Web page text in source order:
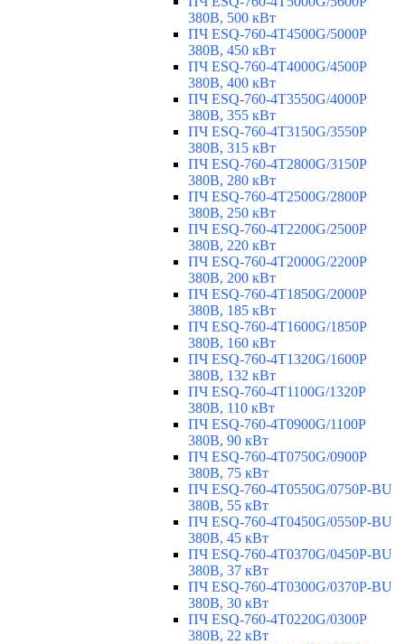
380В, 500 кВт
ПЧ ESQ-760-4T4500G/5000P
380В, 450 кВт
ПЧ ESQ-760-4T4000G/4500P
380В, 400 кВт
ПЧ ESQ-760-4T3550G/4000P
380В, 355 кВт
ПЧ ESQ-760-4T3150G/3550P
380В, 315 кВт
ПЧ ESQ-760-4T2800G/3150P
380В, 280 кВт
ПЧ ESQ-760-4T2500G/2800P
380В, 250 кВт
ПЧ ESQ-760-4T2200G/2500P
380В, 220 кВт
ПЧ ESQ-760-4T2000G/2200P
380В, 200 кВт
ПЧ ESQ-760-4T1850G/2000P
380В, 185 кВт
ПЧ ESQ-760-4T1600G/1850P
380В, 160 кВт
ПЧ ESQ-760-4T1320G/1600P
380В, 132 кВт
ПЧ ESQ-760-4T1100G/1320P
380В, 110 кВт
ПЧ ESQ-760-4T0900G/1100P
380В, 90 кВт
ПЧ ESQ-760-4T0750G/0900P
380В, 75 кВт
ПЧ ESQ-760-4T0550G/0750P-BU
380В, 55 кВт
ПЧ ESQ-760-4T0450G/0550P-BU
380В, 45 кВт
ПЧ ESQ-760-4T0370G/0450P-BU
380В, 37 кВт
ПЧ ESQ-760-4T0300G/0370P-BU
380В, 30 кВт
ПЧ ESQ-760-4T0220G/0300P
380В, 22 кВт